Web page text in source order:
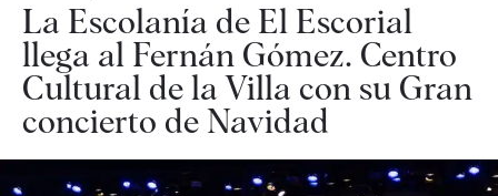
La Escolanía de El Escorial
llega al Fernán Gómez. Centro
Cultural de la Villa con su Gran
concierto de Navidad